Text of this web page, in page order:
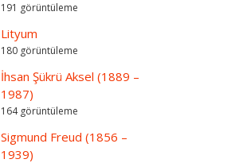
191 görüntüleme
Lityum
180 görüntüleme
İhsan Şükrü Aksel (1889 –
1987)
164 görüntüleme
Sigmund Freud (1856 –
1939)